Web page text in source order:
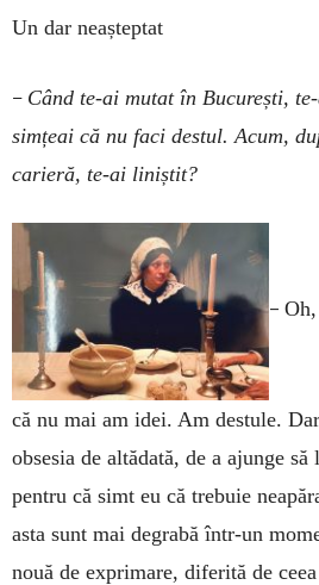
Un dar neașteptat
– Când te-ai mutat în București,
simțeai că nu faci destul. Acum,
carieră, te-ai liniștit?
–
că nu mai am idei. Am destule.
obsesia de altădată, de a ajunge
pentru că simt eu că trebuie
asta sunt mai degrabă într-un
nouă de exprimare, diferită de